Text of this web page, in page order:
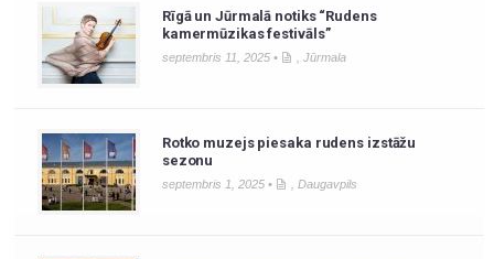
Rīgā un Jūrmalā notiks “Rudens
kamermūzikas festivāls”
septembris 11, 2025 • Jūrmala
Rotko muzejs piesaka rudens izstāžu
sezonu
septembris 1, 2025 • Daugavpils